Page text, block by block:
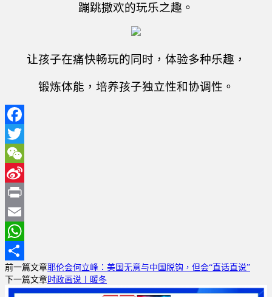
蹦跳撒欢的玩乐之趣。
让孩子在痛快畅玩的同时，体验多种乐趣，
锻炼体能，培养孩子独立性和协调性。
Facebook
Twitter
WeChat
Sina
Weibo
Print
Email
WhatsApp
分
享
前一篇文章耶伦会何立峰：美国无意与中国脱钩，但会“直话直说”
下一篇文章时政画说丨暖冬